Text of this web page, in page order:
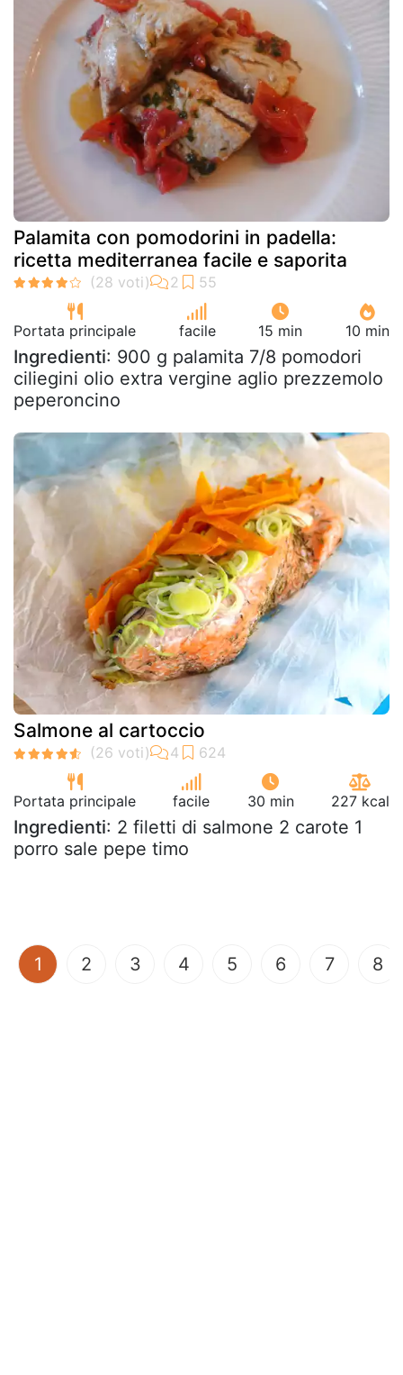
Palamita con pomodorini in padella:
ricetta mediterranea facile e saporita
Portata principale facile 15 min 10 min
Ingredienti: 900 g palamita 7/8 pomodori
ciliegini olio extra vergine aglio prezzemolo
peperoncino
Salmone al cartoccio
Portata principale facile 30 min 227 kcal
Ingredienti: 2 filetti di salmone 2 carote 1
porro sale pepe timo
1 (current)
2 3 4 5 6 7 8